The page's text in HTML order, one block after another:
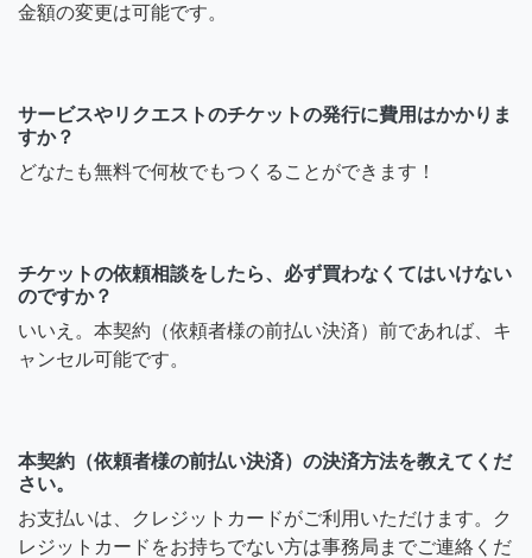
金額の変更は可能です。
サービスやリクエストのチケットの発行に費用はかかりま
すか？
どなたも無料で何枚でもつくることができます！
チケットの依頼相談をしたら、必ず買わなくてはいけない
のですか？
いいえ。本契約（依頼者様の前払い決済）前であれば、キ
ャンセル可能です。
本契約（依頼者様の前払い決済）の決済方法を教えてくだ
さい。
お支払いは、クレジットカードがご利用いただけます。ク
レジットカードをお持ちでない方は事務局までご連絡くだ